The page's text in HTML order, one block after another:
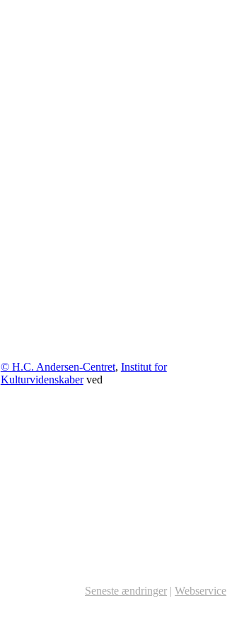
© H.C. Andersen-Centret, Institut for
Kulturvidenskaberved
Seneste ændringer | Webservice